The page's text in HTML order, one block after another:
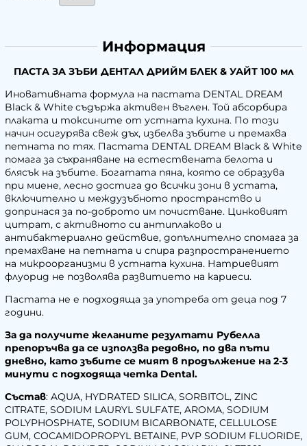
Информация
ПАСТА ЗА ЗЪБИ ДЕНТАЛ ДРИЙМ БЛЕК & УАЙТ 100 мл
Иновативната формула на пастата DENTAL DREAM
Black & White съдържа активен въглен. Той абсорбира
плаката и токсините от устната кухина. По този
начин осигурява свеж дъх, избелва зъбите и премахва
петната по тях. Пастата DENTAL DREAM Black & White
помага за съхраняване на естествената белота и
блясък на зъбите. Богатата пяна, която се образува
при миене, лесно достига до всички зони в устата,
включително и междузъбното пространство и
допринася за по-доброто им почистване. Цинковият
цитрат, с активното си антиплаково и
антибактериално действие, допълнително спомага за
премахване на петната и спира разпространението
на микроорганизми в устната кухина. Натриевият
флуорид не позволява развитието на кариеси.
Пастата не е подходяща за употреба от деца под 7
години.
За да получите желаните резултати Рубелла
препоръчва да се използва редовно, по два пъти
дневно, като зъбите се мият в продължение на 2-3
минути с подходяща четка Dental.
Състав: AQUA, HYDRATED SILICA, SORBITOL, ZINC
CITRATE, SODIUM LAURYL SULFATE, AROMA, SODIUM
POLYPHOSPHATE, SODIUM BICARBONATE, CELLULOSE
GUM, COCAMIDOPROPYL BETAINE, PVP SODIUM FLUORIDE,